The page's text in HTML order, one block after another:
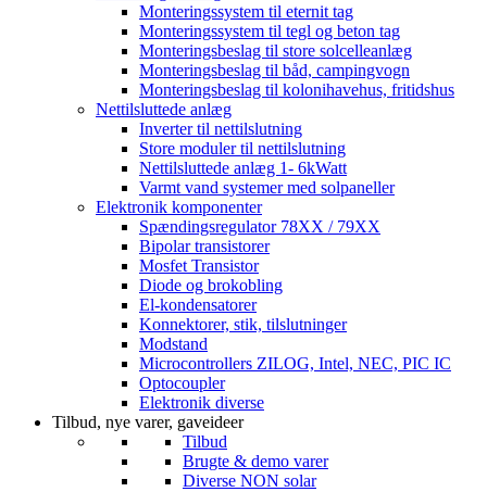
Monteringssystem til eternit tag
Monteringssystem til tegl og beton tag
Monteringsbeslag til store solcelleanlæg
Monteringsbeslag til båd, campingvogn
Monteringsbeslag til kolonihavehus, fritidshus
Nettilsluttede anlæg
Inverter til nettilslutning
Store moduler til nettilslutning
Nettilsluttede anlæg 1- 6kWatt
Varmt vand systemer med solpaneller
Elektronik komponenter
Spændingsregulator 78XX / 79XX
Bipolar transistorer
Mosfet Transistor
Diode og brokobling
El-kondensatorer
Konnektorer, stik, tilslutninger
Modstand
Microcontrollers ZILOG, Intel, NEC, PIC IC
Optocoupler
Elektronik diverse
Tilbud, nye varer, gaveideer
Tilbud
Brugte & demo varer
Diverse NON solar